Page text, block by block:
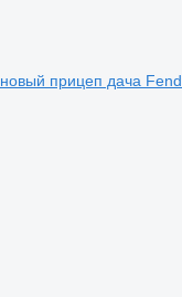
новый прицеп дача